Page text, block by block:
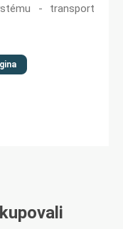
- transport